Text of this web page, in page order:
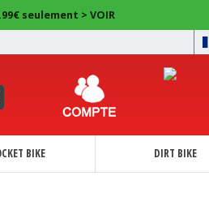
seulement > VOIR
BIKE DIRT BIKE